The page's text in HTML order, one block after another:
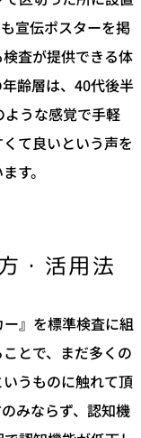
宣伝ポスターを掲
査が提供できる体
齢層は、40代後半
うな感覚で手軽
て良いという声を
す。
・活用法
』を標準検査に組
とで、まだ多くの
うものに触れて頂
みならず、認知機